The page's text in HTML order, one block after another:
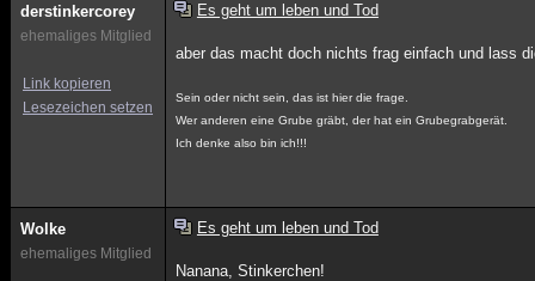
derstinkercorey
ehemaliges Mitglied
Link kopieren
Lesezeichen setzen
Es geht um leben und Tod
aber das macht doch nichts frag einfach und lass
Sein oder nicht sein, das ist hier die frage.
Wer anderen eine Grube gräbt, der hat ein Grubegrabgerät.
Ich denke also bin ich!!!
Wolke
ehemaliges Mitglied
Es geht um leben und Tod
Nanana, Stinkerchen!